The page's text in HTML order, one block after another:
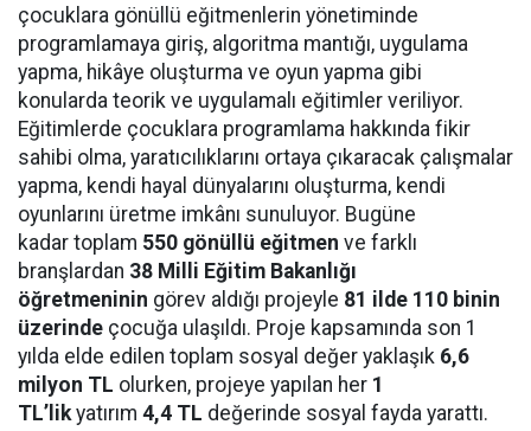
çocuklara gönüllü eğitmenlerin yönetiminde
programlamaya giriş, algoritma mantığı, uygulama
yapma, hikâye oluşturma ve oyun yapma gibi
konularda teorik ve uygulamalı eğitimler veriliyor.
Eğitimlerde çocuklara programlama hakkında fikir
sahibi olma, yaratıcılıklarını ortaya çıkaracak çalışmalar
yapma, kendi hayal dünyalarını oluşturma, kendi
oyunlarını üretme imkânı sunuluyor. Bugüne
kadar toplam 550 gönüllü eğitmen ve farklı
branşlardan 38 Milli Eğitim Bakanlığı
öğretmeninin görev aldığı projeyle 81 ilde 110 binin
üzerinde çocuğa ulaşıldı. Proje kapsamında son 1
yılda elde edilen toplam sosyal değer yaklaşık 6,6
milyon TL olurken, projeye yapılan her 1
TL’lik yatırım 4,4 TL değerinde sosyal fayda yarattı.